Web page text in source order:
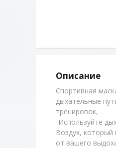
Описание
Спортивная
дыхательные
тренировок,
-Используйте
Воздух,
от вашего